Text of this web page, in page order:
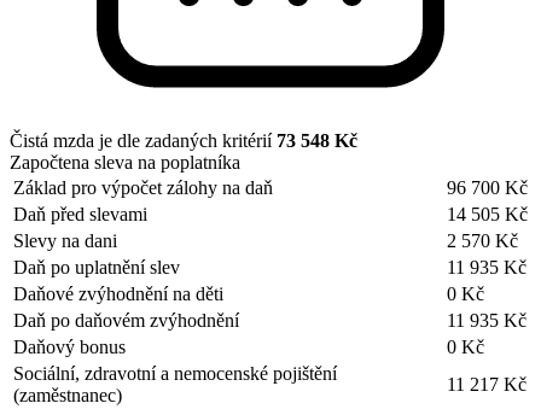
Čistá mzda je dle zadaných kritérií 73 548 Kč
Započtena sleva na poplatníka
Základ pro výpočet zálohy na daň
96 700 Kč
Daň před slevami
14 505 Kč
Slevy na dani
2 570 Kč
Daň po uplatnění slev
11 935 Kč
Daňové zvýhodnění na děti
0 Kč
Daň po daňovém zvýhodnění
11 935 Kč
Daňový bonus
0 Kč
Sociální, zdravotní a nemocenské pojištění
(zaměstnanec)
11 217 Kč